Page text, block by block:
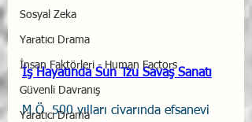
Sosyal Zeka
Yaratıcı Drama
İnsan Faktörleri - Human Factors
Güvenli Davranış
Yaratıcı Drama
İş Hayatında Sun Tzu Savaş Sanatı
M.Ö. 500 yılları civarında efsanevi